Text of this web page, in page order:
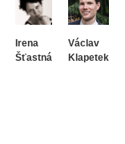
Irena
Šťastná
Václav
Klapetek